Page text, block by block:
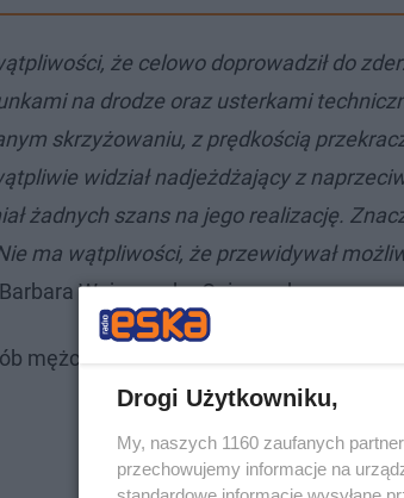
że celowo doprowadził do
na drodze oraz usterkami
skrzyżowaniu, z prędkością
widział nadjeżdżający z
żadnych szans na jego realizację.
ma wątpliwości, że przewidywał
Wajerowska-Oniszczuk.
mężczyzna chciał zemścić się na
Drogi Użytkowniku,
My, naszych 1160 zaufanych
przechowujemy informacje na